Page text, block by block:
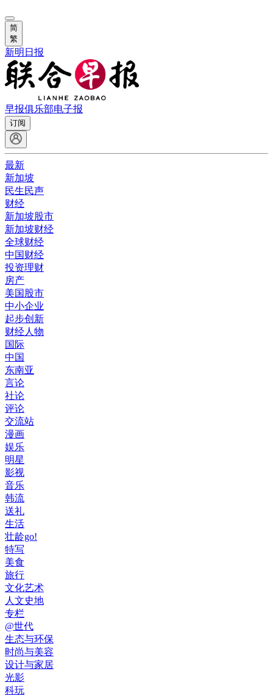
简
繁
新明日报
早报俱乐部电子报
订阅
最新
新加坡
民生民声
财经
新加坡股市
新加坡财经
全球财经
中国财经
投资理财
房产
美国股市
中小企业
起步创新
财经人物
国际
中国
东南亚
言论
社论
评论
交流站
漫画
娱乐
明星
影视
音乐
韩流
送礼
生活
壮龄go!
特写
美食
旅行
文化艺术
人文史地
专栏
@世代
生态与环保
时尚与美容
设计与家居
光影
科玩